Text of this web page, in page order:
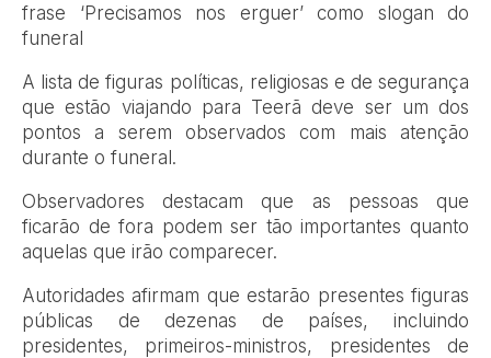
frase ‘Precisamos nos erguer’ como slogan do
funeral
A lista de figuras políticas, religiosas e de segurança
que estão viajando para Teerã deve ser um dos
pontos a serem observados com mais atenção
durante o funeral.
Observadores destacam que as pessoas que
ficarão de fora podem ser tão importantes quanto
aquelas que irão comparecer.
Autoridades afirmam que estarão presentes figuras
públicas de dezenas de países, incluindo
presidentes, primeiros-ministros, presidentes de